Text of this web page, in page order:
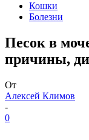
Кошки
Болезни
Песок в
причины,
От
Алексей Климов
-
0